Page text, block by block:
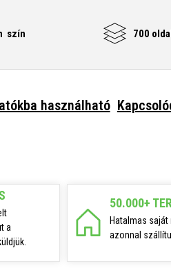
szín 700
használható
a
50.000+
Hatalmas saját
azonnal